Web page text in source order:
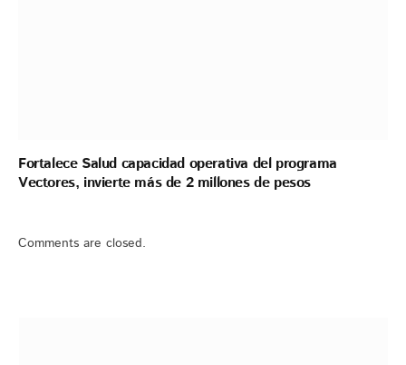
Fortalece Salud capacidad operativa del programa
Vectores, invierte más de 2 millones de pesos
Comments are closed.